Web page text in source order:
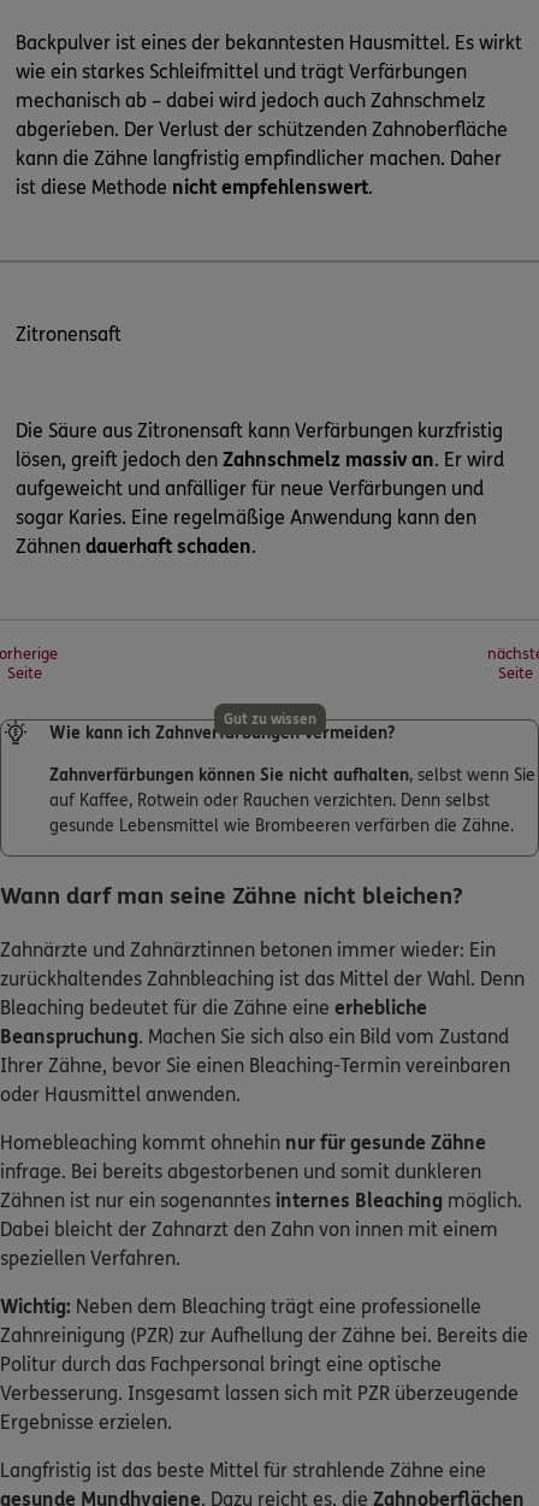
Backpulver ist eines der bekanntesten Hausmittel. Es wirkt
wie ein starkes Schleifmittel und trägt Verfärbungen
mechanisch ab – dabei wird jedoch auch Zahnschmelz
abgerieben. Der Verlust der schützenden Zahnoberfläche
kann die Zähne langfristig empfindlicher machen. Daher
ist diese Methode nicht empfehlenswert.
Zitronensaft
Die Säure aus Zitronensaft kann Verfärbungen kurzfristig
lösen, greift jedoch den Zahnschmelz massiv an. Er wird
aufgeweicht und anfälliger für neue Verfärbungen und
sogar Karies. Eine regelmäßige Anwendung kann den
Zähnen dauerhaft schaden.
Seite
Seite
Gut zu wissen
Wie kann ich Zahnverfärbungen vermeiden?
Zahnverfärbungen können Sie nicht aufhalten, selbst wenn Sie
auf Kaffee, Rotwein oder Rauchen verzichten. Denn selbst
gesunde Lebensmittel wie Brombeeren verfärben die Zähne.
Wann darf man seine Zähne nicht bleichen?
Zahnärzte und Zahnärztinnen betonen immer wieder: Ein
zurückhaltendes Zahnbleaching ist das Mittel der Wahl. Denn
Bleaching bedeutet für die Zähne eine erhebliche
Beanspruchung. Machen Sie sich also ein Bild vom Zustand
Ihrer Zähne, bevor Sie einen Bleaching-Termin vereinbaren
oder Hausmittel anwenden.
Homebleaching kommt ohnehin nur für gesunde Zähne
infrage. Bei bereits abgestorbenen und somit dunkleren
Zähnen ist nur ein sogenanntes internes Bleaching möglich.
Dabei bleicht der Zahnarzt den Zahn von innen mit einem
speziellen Verfahren.
Wichtig: Neben dem Bleaching trägt eine professionelle
Zahnreinigung (PZR) zur Aufhellung der Zähne bei. Bereits die
Politur durch das Fachpersonal bringt eine optische
Verbesserung. Insgesamt lassen sich mit PZR überzeugende
Ergebnisse erzielen.
Langfristig ist das beste Mittel für strahlende Zähne eine
gesunde Mundhygiene. Dazu reicht es, die Zahnoberflächen